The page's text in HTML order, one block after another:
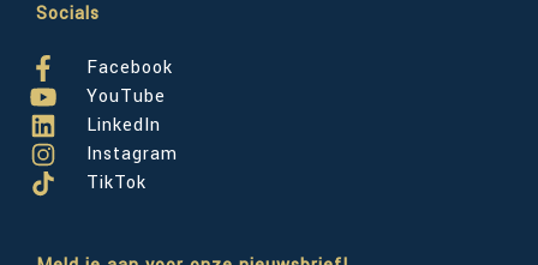
Socials
Facebook
YouTube
LinkedIn
Instagram
TikTok